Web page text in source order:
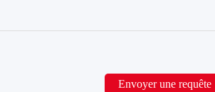
Envoyer une requête